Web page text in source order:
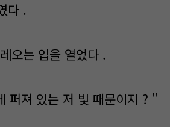
다 .
오는 입을 열었다 .
퍼져 있는 저 빛 때문이지 ? "